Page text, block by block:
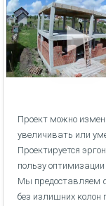
Проект можно
увеличивать или
Проектируется
пользу
Мы предоставляем
без излишних колон